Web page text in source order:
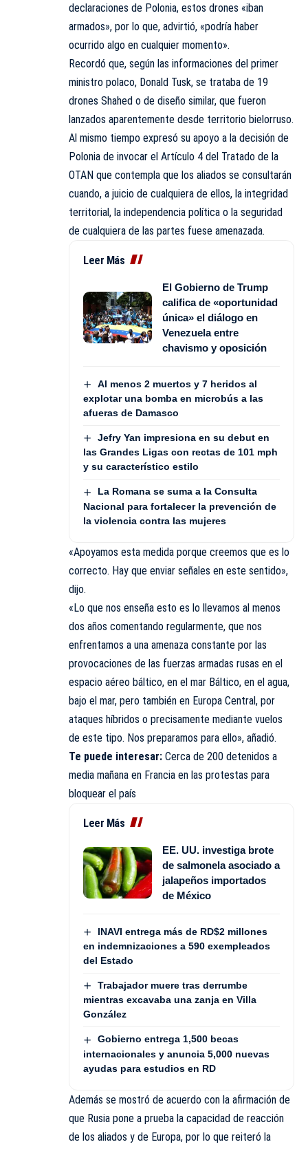
declaraciones de Polonia, estos drones «iban
armados», por lo que, advirtió, «podría haber
ocurrido algo en cualquier momento».
Recordó que, según las informaciones del primer
ministro polaco, Donald Tusk, se trataba de 19
drones Shahed o de diseño similar, que fueron
lanzados aparentemente desde territorio bielorruso.
Al mismo tiempo expresó su apoyo a la decisión de
Polonia de invocar el Artículo 4 del Tratado de la
OTAN que contempla que los aliados se consultarán
cuando, a juicio de cualquiera de ellos, la integridad
territorial, la independencia política o la seguridad
de cualquiera de las partes fuese amenazada.
Leer Más
El Gobierno de Trump
califica de «oportunidad
única» el diálogo en
Venezuela entre
chavismo y oposición
Al menos 2 muertos y 7 heridos al
explotar una bomba en microbús a las
afueras de Damasco
Jefry Yan impresiona en su debut en
las Grandes Ligas con rectas de 101 mph
y su característico estilo
La Romana se suma a la Consulta
Nacional para fortalecer la prevención de
la violencia contra las mujeres
«Apoyamos esta medida porque creemos que es lo
correcto. Hay que enviar señales en este sentido»,
dijo.
«Lo que nos enseña esto es lo llevamos al menos
dos años comentando regularmente, que nos
enfrentamos a una amenaza constante por las
provocaciones de las fuerzas armadas rusas en el
espacio aéreo báltico, en el mar Báltico, en el agua,
bajo el mar, pero también en Europa Central, por
ataques híbridos o precisamente mediante vuelos
de este tipo. Nos preparamos para ello», añadió.
Te puede interesar: Cerca de 200 detenidos a
media mañana en Francia en las protestas para
bloquear el país
Leer Más
EE. UU. investiga brote
de salmonela asociado a
jalapeños importados
de México
INAVI entrega más de RD$2 millones
en indemnizaciones a 590 exempleados
del Estado
Trabajador muere tras derrumbe
mientras excavaba una zanja en Villa
González
Gobierno entrega 1,500 becas
internacionales y anuncia 5,000 nuevas
ayudas para estudios en RD
Además se mostró de acuerdo con la afirmación de
que Rusia pone a prueba la capacidad de reacción
de los aliados y de Europa, por lo que reiteró la